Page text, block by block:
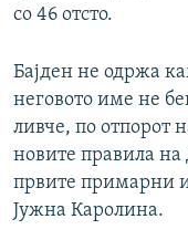
со 46 отсто.
Бајден не одржа
неговото име не
ливче, по отпорот
новите правила на
првите примарни
Јужна Каролина.